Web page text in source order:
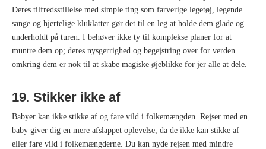
Deres tilfredsstillelse med simple ting som farverige legetøj, legende
sange og hjertelige kluklatter gør det til en leg at holde dem glade og
underholdt på turen. I behøver ikke ty til komplekse planer for at
muntre dem op; deres nysgerrighed og begejstring over for verden
omkring dem er nok til at skabe magiske øjeblikke for jer alle at dele.
19. Stikker ikke af
Babyer kan ikke stikke af og fare vild i folkemængden. Rejser med en
baby giver dig en mere afslappet oplevelse, da de ikke kan stikke af
eller fare vild i folkemængderne. Du kan nyde rejsen med mindre